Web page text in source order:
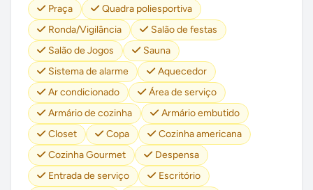
Praça
Quadra poliesportiva
Ronda/Vigilância
Salão de festas
Salão de Jogos
Sauna
Sistema de alarme
Aquecedor
Ar condicionado
Área de serviço
Armário de cozinha
Armário embutido
Closet
Copa
Cozinha americana
Cozinha Gourmet
Despensa
Entrada de serviço
Escritório